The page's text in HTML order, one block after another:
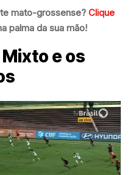
mato-grossense? Clique
palma da sua mão!
e os